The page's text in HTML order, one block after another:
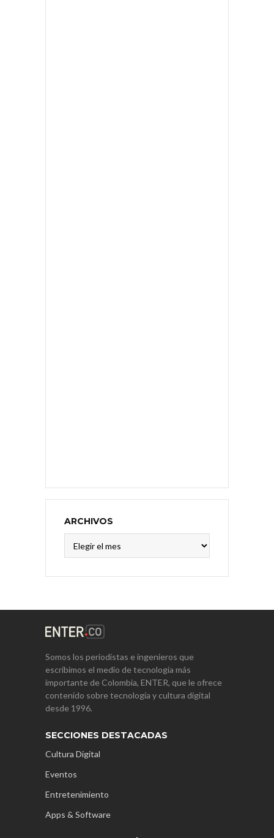
ARCHIVOS
Somos los periodistas e ingenieros que
escribimos el medio de tecnología más
importante de Colombia, ENTER, que le ofrece
contenido sobre tecnología y cultura digital
desde 1996.
SECCIONES DESTACADAS
Cultura Digital
Eventos
Entretenimiento
Apps & Software